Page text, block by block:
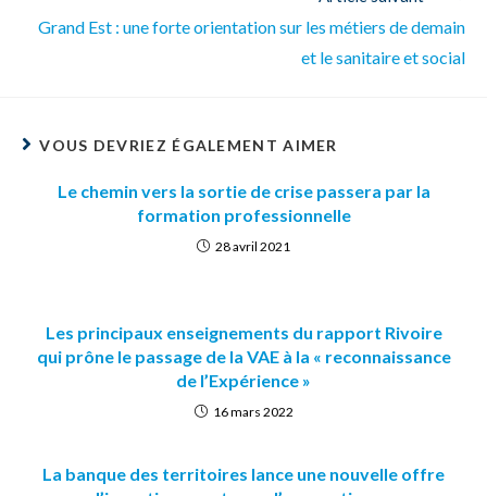
Grand Est : une forte orientation sur les métiers de demain
et le sanitaire et social
VOUS DEVRIEZ ÉGALEMENT AIMER
Le chemin vers la sortie de crise passera par la
formation professionnelle
28 avril 2021
Les principaux enseignements du rapport Rivoire
qui prône le passage de la VAE à la « reconnaissance
de l’Expérience »
16 mars 2022
La banque des territoires lance une nouvelle offre